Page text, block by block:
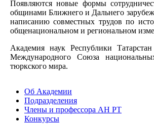
Появляются новые формы
общинами Ближнего и Дальнего
написанию совместных трудов по
общенациональном и региональном
Академия наук Республики
Международного Союза
тюркского мира.
Об Академии
Подразделения
Члены и профессора АН РТ
Конкурсы